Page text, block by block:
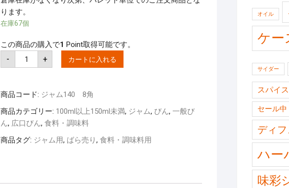
ります。
在庫67個
この商品の購入で1 Point取得可能です。
-
ジ
ム
角
（バ
売
り）
個
+ カートに入れる
商品コード: ジャム140 8角
商品カテゴリー: 100ml以上150ml未満, ジャム, びん, 一般び
ん, 広口びん, 食料・調味料
商品タグ: ジャム用, ばら売り , 食料・調味料用
オイル
ケー
サイダー
スパイ
セール中
ディ
ハー
味彩